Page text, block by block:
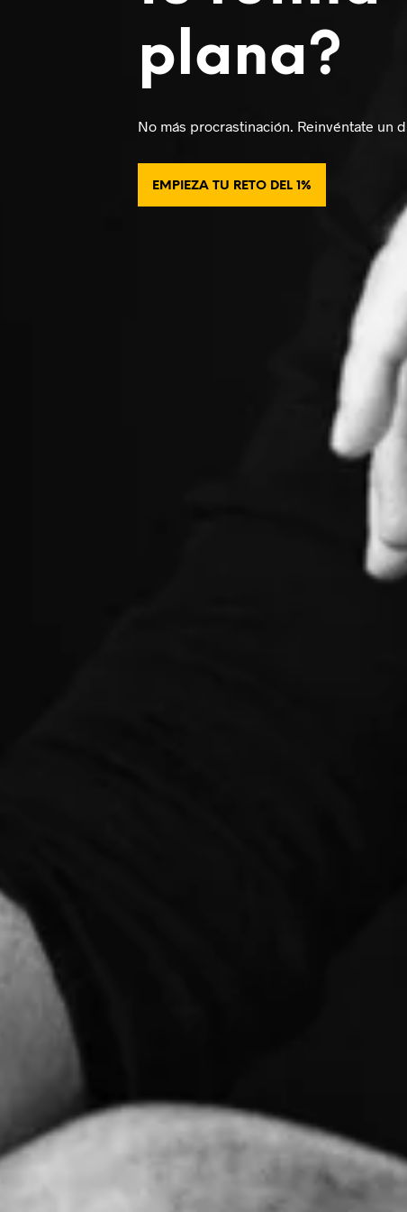
plana?
No más procrastinación. Reinvéntate un
EMPIEZA TU RETO DEL 1%